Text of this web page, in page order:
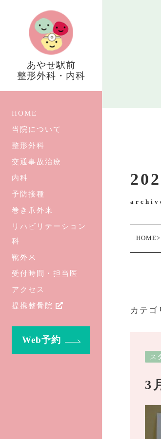
あやせ駅前
整形外科・内科
HOME
当院について
整形外科
交通事故治療
内科
予防接種
巻き爪外来
リハビリテーション
科
靴外来
受付時間・担当医
アクセス
提携整骨院
Web予約
HOME>
カテゴ
ス
3